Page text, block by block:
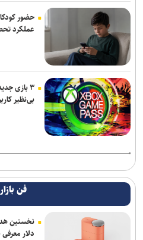
حضور
عملکرد
۳ بازی
بی‌نظیر
فن
دلار